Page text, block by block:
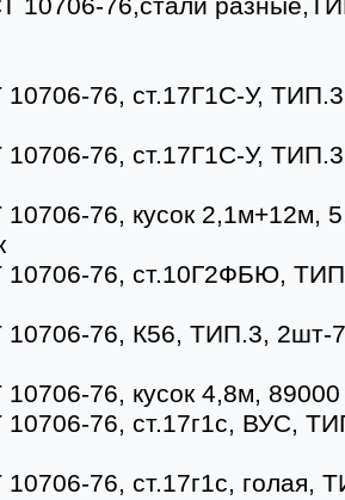
10706-76,стали
76, ст.17Г1С-У,
76, ст.17Г1С-У,
76, кусок 2,1м+12м,
10706-76, ст.10Г2ФБЮ,
76, К56, ТИП.3, 2шт-
76, кусок 4,8м,
76, ст.17г1с, ВУС,
76, ст.17г1с, голая,